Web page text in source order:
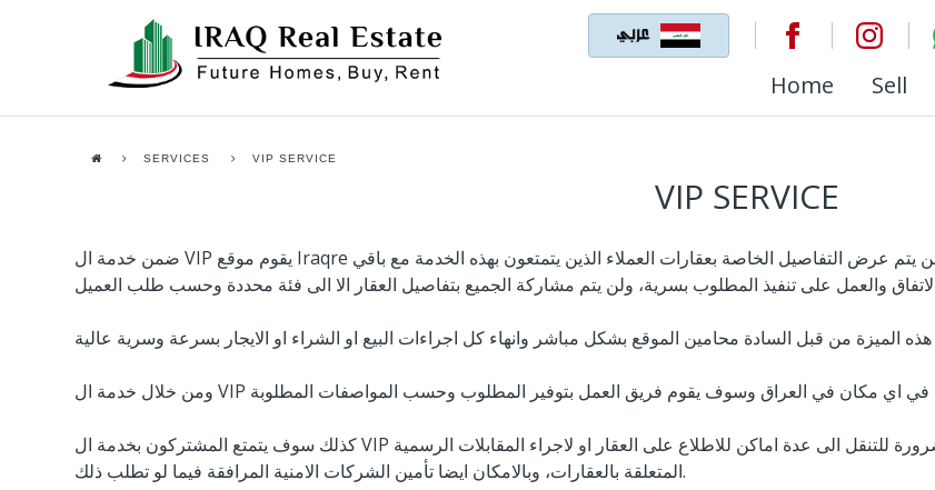
Home Sell
SERVICES VIP SERVICE
VIP SERVICE
ضمن خدمة ال VIP يقوم موقع Iraqre بتقديم خدمات عقارية خاصة للعملاء وبمستوى عالي من السرية ولن يتم عرض التفاصيل الخاصة بعقارات العملاء الذين يتمتعون بهذه الخدمة مع باقي
كذلك سوف يتمتع المشتركون بخدمة ال VIP بتوفير كل سبل الراحة والتنقل داخل العراق فيما لو كان هناك ضرورة للتنقل الى عدة اماكن للاطلاع على العقار او لاجراء المقابلات الرسمية
المتعلقة بالعقارات، وبالامكان ايضا تأمين الشركات الامنية المرافقة فيما لو تطلب ذلك.